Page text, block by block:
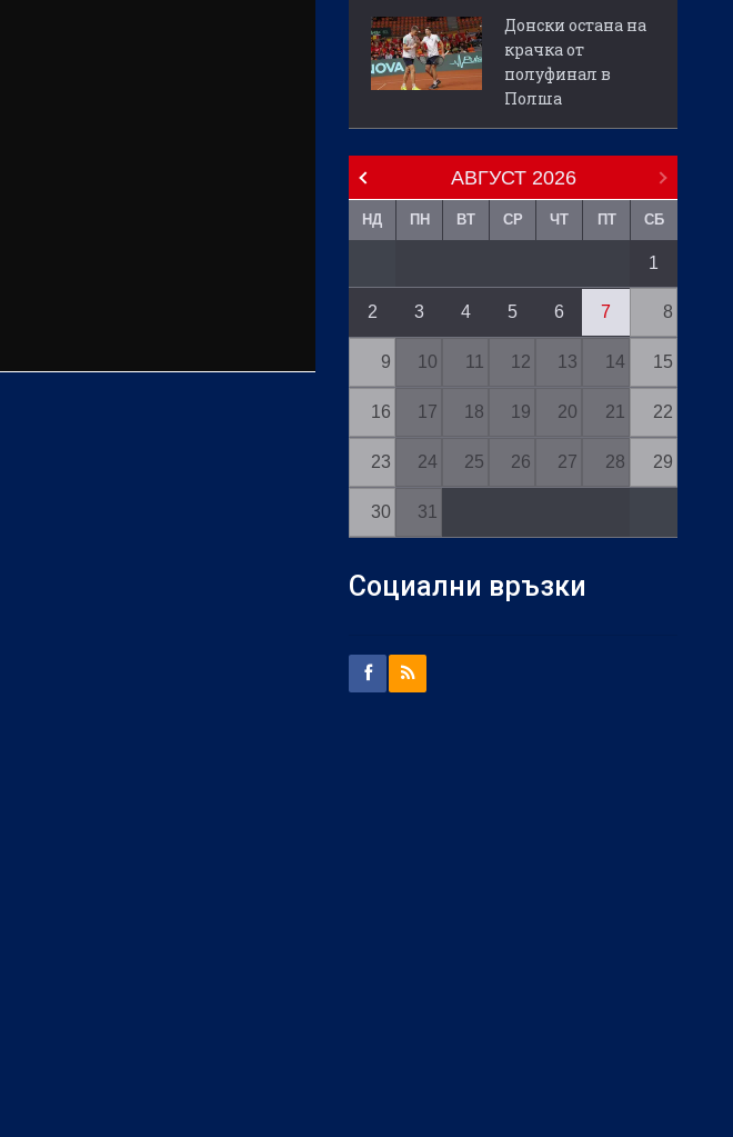
Донски остана на
крачка от
полуфинал в
Полша
АВГУСТ 2026
НД ПН ВТ СР ЧТ ПТ СБ
1
2 3 4 5 6 7 8
9 10 11 12 13 14 15
16 17 18 19 20 21 22
23 24 25 26 27 28 29
30 31
Социални връзки